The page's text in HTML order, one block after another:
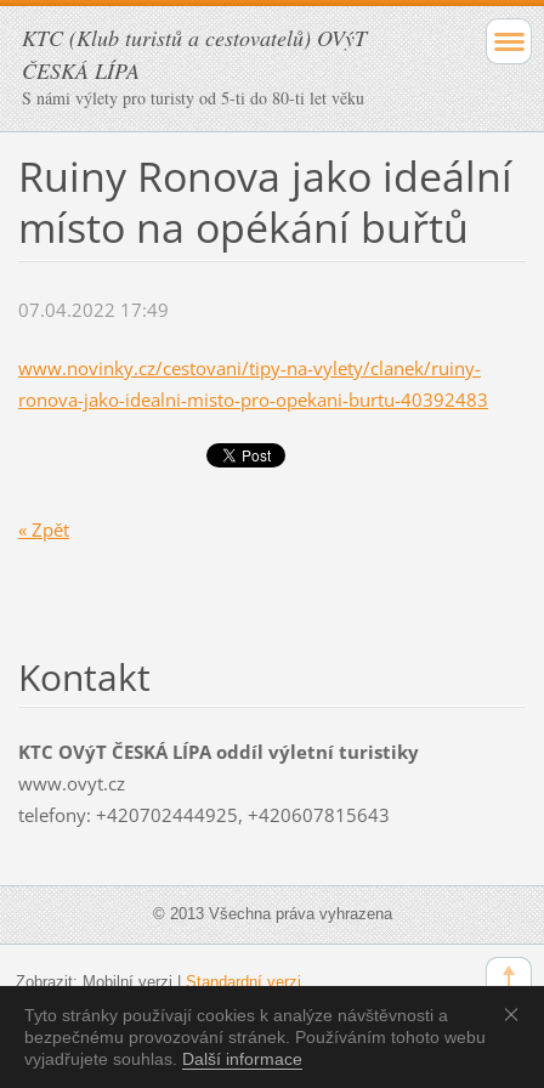
KTC (Klub turistů a cestovatelů) OVýT
ČESKÁ LÍPA
S námi výlety pro turisty od 5-ti do 80-ti let věku
Ruiny Ronova jako ideální
místo na opékání buřtů
07.04.2022 17:49
www.novinky.cz/cestovani/tipy-na-vylety/clanek/ruiny-
ronova-jako-idealni-misto-pro-opekani-burtu-40392483
« Zpět
Tyto stránky používají cookies k analýze návštěvnosti a
bezpečnému provozování stránek. Používáním tohoto webu
vyjadřujete souhlas. Další informace
Kontakt
KTC OVýT ČESKÁ LÍPA oddíl výletní turistiky
www.ovyt.cz
telefony: +420702444925, +420607815643
© 2013 Všechna práva vyhrazena
Zobrazit: Mobilní verzi Standardní verzi